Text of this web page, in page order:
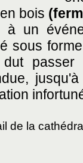
bois
à un
sous
passer
de la